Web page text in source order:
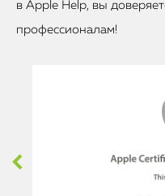
в Apple Help, вы
профессионалам!